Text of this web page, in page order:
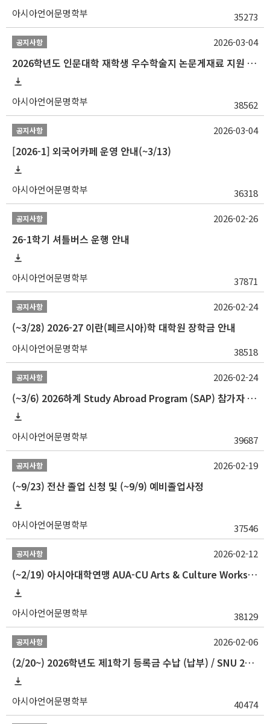
아시아언어문명학부 35273
공지사항
2026학년도 인문대학 재학생 우수학술지 논문게재료 지원 안내
아시아언어문명학부 38562
2026-03-04
공지사항
[2026-1] 외국어카페 운영 안내(~3/13)
아시아언어문명학부 36318
2026-03-04
공지사항
26-1학기 셔틀버스 운행 안내
아시아언어문명학부 37871
2026-02-26
공지사항
(~3/28) 2026-27 이란(페르시아)학 대학원 장학금 안내
아시아언어문명학부 38518
2026-02-24
공지사항
(~3/6) 2026하계 Study Abroad Program (SAP) 참가자 모집 안내
아시아언어문명학부 39687
2026-02-24
공지사항
(~9/23) 전산 졸업 신청 및 (~9/9) 예비졸업사정
아시아언어문명학부 37546
2026-02-19
공지사항
(~2/19) 아시아대학연맹 AUA-CU Arts & Culture Workshop Camp 2026 참가자 선발 안내
아시아언어문명학부 38129
2026-02-12
공지사항
(2/20~) 2026학년도 제1학기 등록금 수납 (납부) / SNU 26-1 Tuition fee payment notice
아시아언어문명학부 40474
2026-02-06